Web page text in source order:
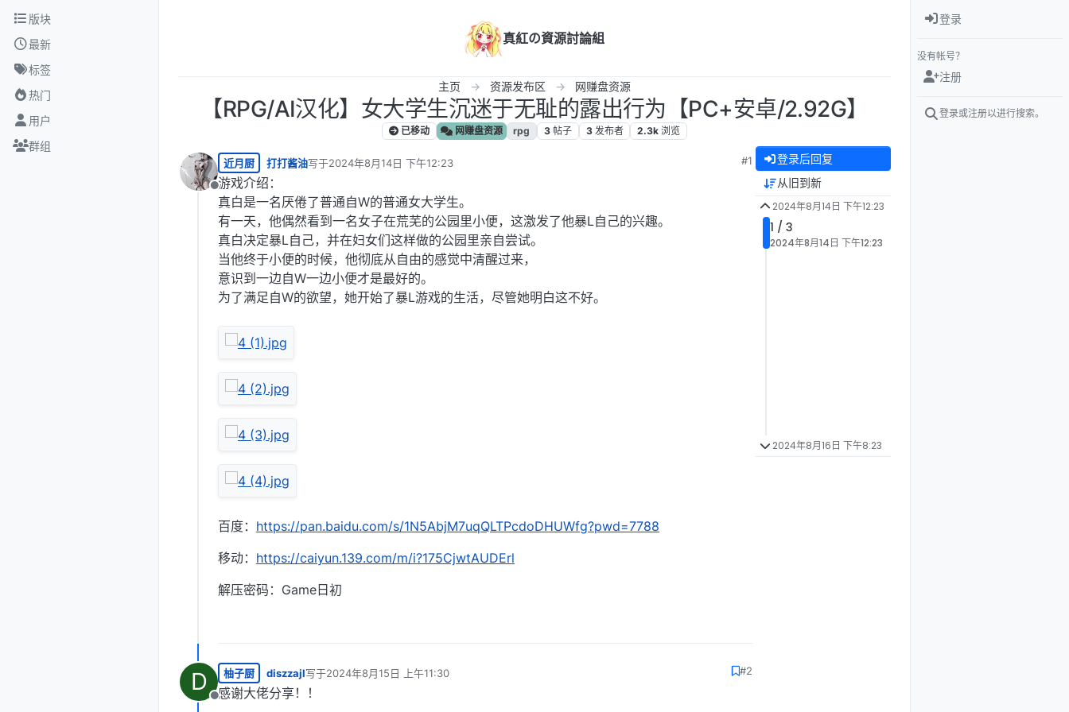
跳转至内容
版块
最新
标签
热门
用户
群组
真紅の資源討論組
主页 资源发布区 网赚盘资源
【RPG/AI汉化】女大学生沉迷于无耻的露出行为【PC+安卓/2.92G】
已移动 网赚盘资源 rpg 3 帖子 3 发布者 2.3k 浏览
离线
近月厨 打打酱油写于2024年8月14日 下午12:23
最后由 编辑
#1
游戏介绍：
真白是一名厌倦了普通自W的普通女大学生。
有一天，他偶然看到一名女子在荒芜的公园里小便，这激发了他暴L自己的兴趣。
真白决定暴L自己，并在妇女们这样做的公园里亲自尝试。
当他终于小便的时候，他彻底从自由的感觉中清醒过来，
意识到一边自W一边小便才是最好的。
为了满足自W的欲望，她开始了暴L游戏的生活，尽管她明白这不好。
百度： https://pan.baidu.com/s/1N5AbjM7uqQLTPcdoDHUWfg?pwd=7788
移动： https://caiyun.139.com/m/i?175CjwtAUDErl
解压密码：Game日初
D
离线
柚子厨 diszzajl写于2024年8月15日 上午11:30
最后由 编辑
#2
感谢大佬分享！！
登录后回复
从旧到新
2024年8月14日 下午12:23
1 / 3
2024年8月14日 下午12:23
2024年8月16日 下午8:23
登录
没有帐号？
注册
登录或注册以进行搜索。